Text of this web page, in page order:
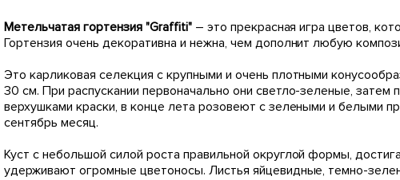
Метельчатая гортензия "Graffiti"– это прекрасная игра цветов,
Гортензия очень декоративна и нежна, чем дополнит любую
Это карликовая селекция с крупными и очень плотными
30 см. При распускании первоначально они светло-зеленые,
верхушками краски, в конце лета розовеют с зелеными и белыми
сентябрь месяц.
Куст с небольшой силой роста правильной округлой формы,
удерживают огромные цветоносы. Листья яйцевидные, темно-